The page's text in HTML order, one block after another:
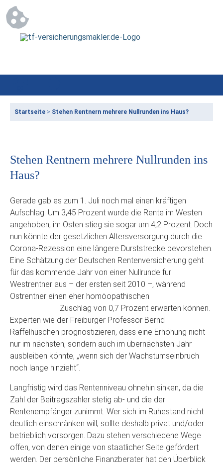
Startseite > Stehen Rentnern mehrere Nullrunden ins Haus?
Stehen Rentnern mehrere Nullrunden ins
Haus?
Gerade gab es zum 1. Juli noch mal einen kräftigen
Aufschlag: Um 3,45 Prozent wurde die Rente im Westen
angehoben, im Osten stieg sie sogar um 4,2 Prozent. Doch
nun könnte der gesetzlichen Altersversorgung durch die
Corona-Rezession eine längere Durststrecke bevorstehen.
Eine Schätzung der Deutschen Rentenversicherung geht
für das kommende Jahr von einer Nullrunde für
Westrentner aus – der ersten seit 2010 –, während
Ostrentner einen eher homöopathischen
Zuschlag von 0,7 Prozent erwarten können.
Experten wie der Freiburger Professor Bernd
Raffelhüschen prognostizieren, dass eine Erhöhung nicht
nur im nächsten, sondern auch im übernächsten Jahr
ausbleiben könnte, „wenn sich der Wachstumseinbruch
noch lange hinzieht“.
Langfristig wird das Rentenniveau ohnehin sinken, da die
Zahl der Beitragszahler stetig ab- und die der
Rentenempfänger zunimmt. Wer sich im Ruhestand nicht
deutlich einschränken will, sollte deshalb privat und/oder
betrieblich vorsorgen. Dazu stehen verschiedene Wege
offen, von denen einige von staatlicher Seite gefördert
werden. Der persönliche Finanzberater hat den Überblick